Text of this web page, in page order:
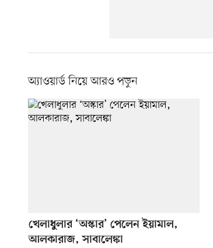
অ্যাওয়ার্ড নিয়ে আরও পড়ুন
খেলাধুলার ‘অস্কার’ পেলেন ইয়ামাল,
আলকারাজ, সাবালেঙ্কা